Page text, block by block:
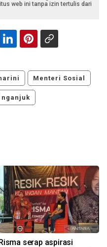
web ini tanpa izin tertulis dari
Menteri Sosial
serap aspirasi